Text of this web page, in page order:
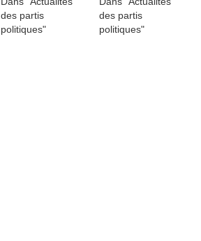
des partis
politiques"
des partis
politiques"